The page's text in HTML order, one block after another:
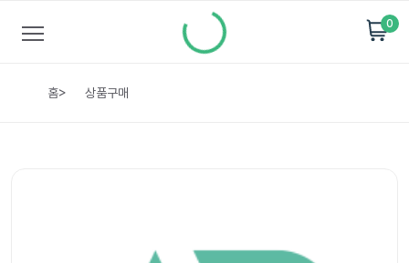
0
홈> 상품구매